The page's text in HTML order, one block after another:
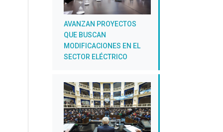
AVANZAN PROYECTOS
QUE BUSCAN
MODIFICACIONES EN EL
SECTOR ELÉCTRICO